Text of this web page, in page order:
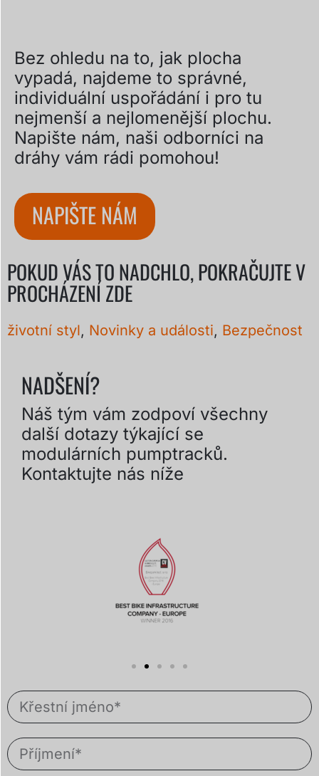
Bez ohledu na to, jak plocha
vypadá, najdeme to správné,
individuální uspořádání i pro tu
nejmenší a nejlomenější plochu.
Napište nám, naši odborníci na
dráhy vám rádi pomohou!
NAPIŠTE NÁM
POKUD VÁS TO NADCHLO, POKRAČUJTE V
PROCHÁZENÍ ZDE
životní styl, Novinky a události, Bezpečnost
NADŠENÍ?
Náš tým vám zodpoví všechny
další dotazy týkající se
modulárních pumptracků.
Kontaktujte nás níže